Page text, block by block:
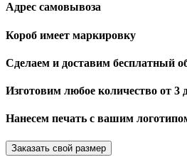
Адрес самовывоза
Короб имеет маркировку
Сделаем и доставим бесплатный
Изготовим любое количество от 3
Нанесем печать с вашим
Заказать свой размер